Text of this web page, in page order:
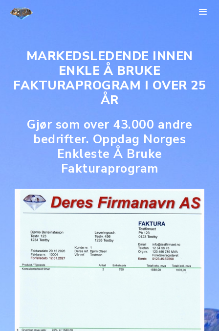
MARKEDSLEDENDE INNEN
ENKLE Å BRUKE
FAKTURAPROGRAM I OVER 25
ÅR
Gjør som over 43.000 andre
bedrifter. Oppdag Norges
Enkleste Å Bruke
Fakturaprogram